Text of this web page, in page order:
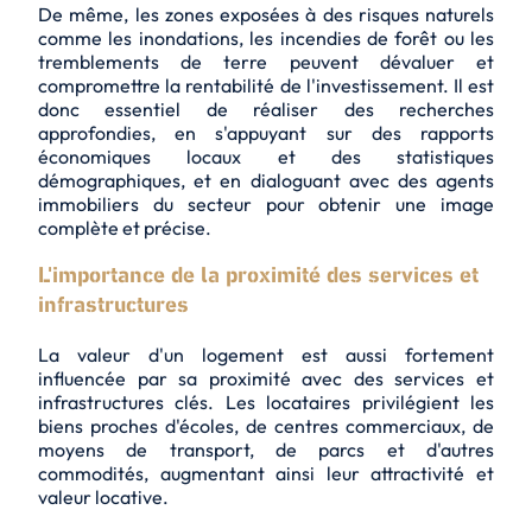
De même, les zones exposées à des risques naturels
comme les inondations, les incendies de forêt ou les
tremblements de terre peuvent dévaluer et
compromettre la rentabilité de l'investissement. Il est
donc essentiel de réaliser des recherches
approfondies, en s'appuyant sur des rapports
économiques locaux et des statistiques
démographiques, et en dialoguant avec des agents
immobiliers du secteur pour obtenir une image
complète et précise.
L'importance de la proximité des services et
infrastructures
La valeur d'un logement est aussi fortement
influencée par sa proximité avec des services et
infrastructures clés. Les locataires privilégient les
biens proches d'écoles, de centres commerciaux, de
moyens de transport, de parcs et d'autres
commodités, augmentant ainsi leur attractivité et
valeur locative.